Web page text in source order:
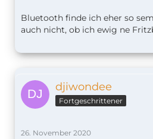
Bluetooth finde ich eher so
auch nicht, ob ich ewig ne
djiwondee
Fortgeschrittener
26. November 2020